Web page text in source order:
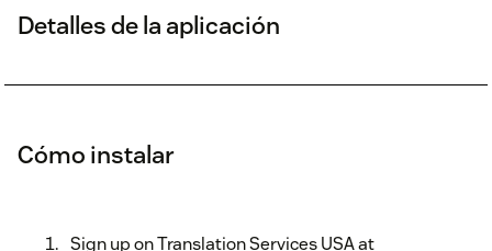
Detalles de la aplicación
Cómo instalar
Sign up on Translation Services USA at